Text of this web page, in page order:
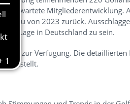
erwartete Mitgliederentwicklung.
von 2023 zurück.
Lage in Deutschland zu sein.
zur Verfügung. Die detaillierten
gestellt.